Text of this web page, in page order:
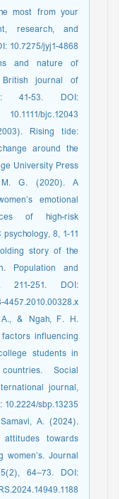
most from your
research, and
10.7275/jyj1-4868
and nature of
British journal of
41-53. DOI:
10.1111/bjc.12043
Rising tide:
around the
University Press.
G. (2020). A
emotional
of high-risk
8, 1-11.
story of the
Population and
211-251. DOI:
4457.2010.00328.x
& Ngah, F. H.
influencing
students in
Social
journal,
10.2224/sbp.13235
A. (2024).
towards
women’s. Journal
64–73. DOI: